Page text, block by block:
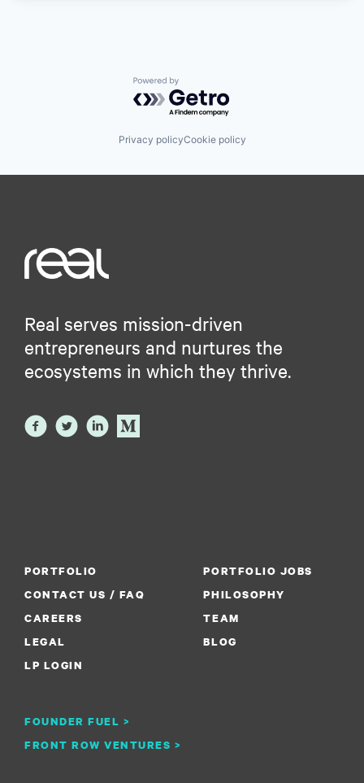
Powered by Getro.com
Privacy policyCookie policy
Real serves mission-driven
entrepreneurs and nurtures the
ecosystems in which they thrive.
PORTFOLIO
PORTFOLIO JOBS
CONTACT US / FAQ
PHILOSOPHY
CAREERS
FOUNDER FUEL >
TEAM
LEGAL
FRONT ROW VENTURES >
BLOG
LP LOGIN